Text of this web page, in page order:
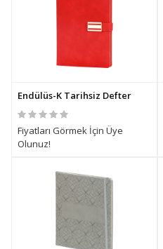
Endülüs-K Tarihsiz Defter
Fiyatları Görmek İçin Üye
Olunuz!